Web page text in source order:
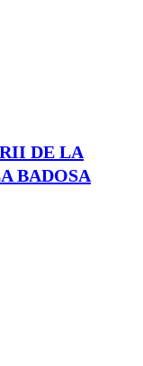
DE LA
BADOSA